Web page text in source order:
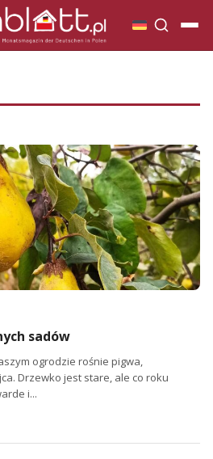
sadów
ogrodzie rośnie pigwa,
Drzewko jest stare, ale co roku
i...